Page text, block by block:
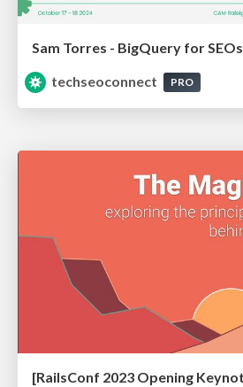
Sam Torres - BigQuery for SEOs
techseoconnect
PRO